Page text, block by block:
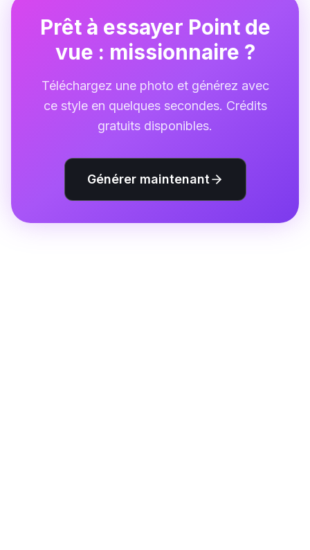
Prêt à essayer Point de
vue : missionnaire ?
Téléchargez une photo et générez avec
ce style en quelques secondes. Crédits
gratuits disponibles.
Générer maintenant